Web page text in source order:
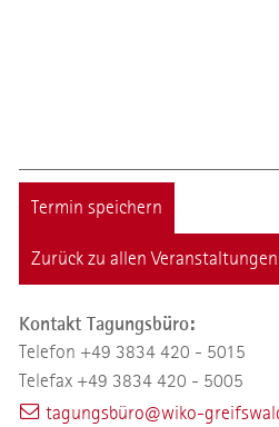
Termin speichern
Zurück zu allen Veranstaltungen
Kontakt Tagungsbüro:
Telefon +49 3834 420 - 5015
Telefax +49 3834 420 - 5005
tagungsbüro@wiko-